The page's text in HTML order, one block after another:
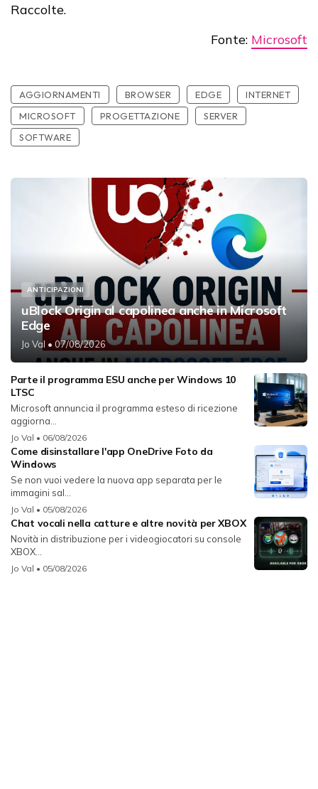
Raccolte.
Fonte: Microsoft
AGGIORNAMENTI BROWSER EDGE
INTERNET
MICROSOFT
PROGETTAZIONE
SERVER
SOFTWARE
ANTICIPAZIONI
uBlock Origin al capolinea anche in Microsoft
Edge
Jo Val • 07/08/2026
Parte il programma ESU anche per Windows 10
LTSC
Microsoft annuncia il programma esteso di ricezione
aggiorna...
Jo Val • 06/08/2026
Come disinstallare l'app OneDrive Foto da
Windows
Se non vuoi vedere la nuova app separata per le
immagini sal...
Jo Val • 05/08/2026
Chat vocali nella catture e altre novità per XBOX
Novità in distribuzione per i videogiocatori su console
XBOX...
Jo Val • 05/08/2026